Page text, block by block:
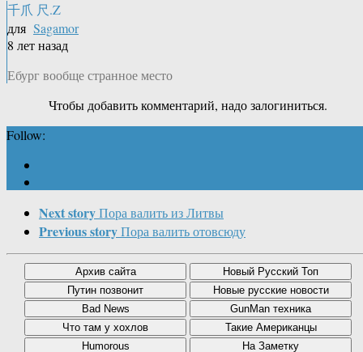
千爪 尺.Z
для Sagamor
8 лет назад
Ебург вообще странное место
Чтобы добавить комментарий, надо залогиниться.
Follow:
Next storyПора валить из Литвы
Previous storyПора валить отовсюду